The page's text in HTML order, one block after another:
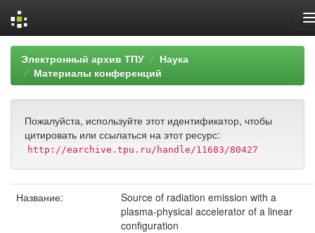
Skip
navigation
Электронный архив ТПУ
Наука
Материалы конференций
Пожалуйста, используйте этот идентификатор, чтобы
цитировать или ссылаться на этот ресурс:
http://earchive.tpu.ru/handle/11683/80427
Название:
Source of radiation emission with a
plasma-physical accelerator of a linear
configuration